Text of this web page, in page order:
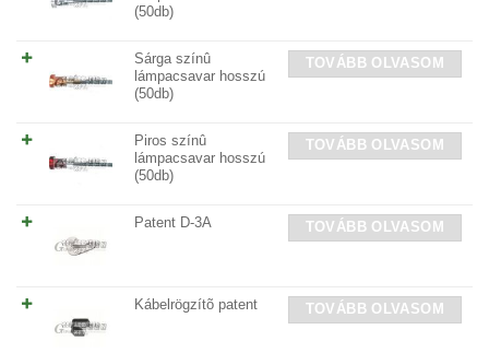
(50db)
Sárga színû
lámpacsavar hosszú
(50db)
TOVÁBB OLVASOM
Piros színû
lámpacsavar hosszú
(50db)
TOVÁBB OLVASOM
Patent D-3A TOVÁBB OLVASOM
Kábelrögzítõ patent TOVÁBB OLVASOM